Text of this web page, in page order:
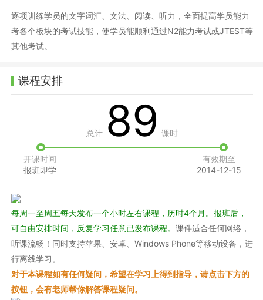
逐项训练学员的文字词汇、文法、阅读、听力，全面提高学员能力
考各个板块的考试技能，使学员能顺利通过N2能力考试或JTEST等
其他考试。
课程安排
总计 89 课时
开课时间
报班即学
有效期至
2014-12-15
每周一至周五每天发布一个小时左右课程，历时4个月。报班后，
可自由安排时间，反复学习任意已发布课程。课件适合任何网络，
听课流畅！同时支持苹果、安卓、Windows Phone等移动设备，进
行离线学习。
对于本课程如有任何疑问，希望在学习上得到指导，请点击下方的
按钮，会有老师帮你解答课程疑问。